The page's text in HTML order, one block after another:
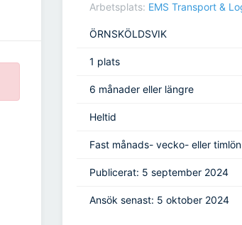
Arbetsplats: EMS Transport &
ÖRNSKÖLDSVIK
1 plats
6 månader eller längre
Heltid
Fast månads- vecko- eller timlön
Publicerat: 5 september 2024
Ansök senast: 5 oktober 2024